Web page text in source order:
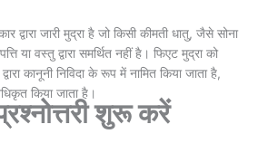
द्वारा जारी मुद्रा है जो किसी कीमती धातु, जैसे सोना
या वस्तु द्वारा समर्थित नहीं है। फिएट मुद्रा को
कानूनी निविदा के रूप में नामित किया जाता है,
किया जाता है।
शुरू करें